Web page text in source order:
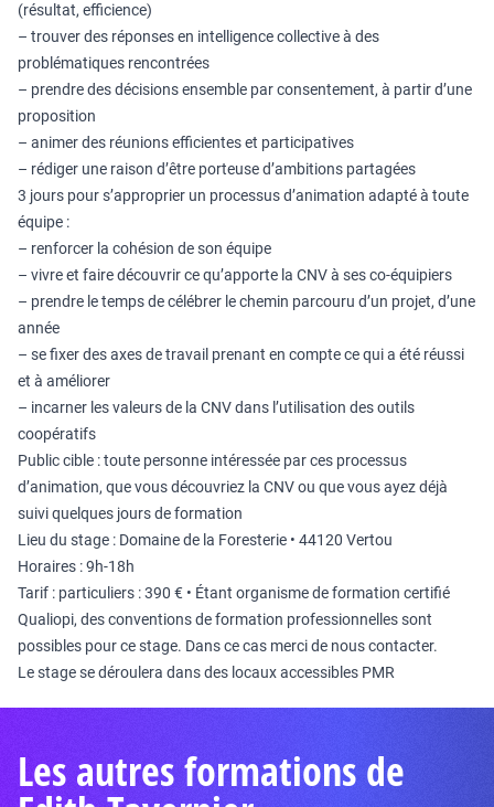
(résultat, efficience)
– trouver des réponses en intelligence collective à des
problématiques rencontrées
– prendre des décisions ensemble par consentement, à partir d’une
proposition
– animer des réunions efficientes et participatives
– rédiger une raison d’être porteuse d’ambitions partagées
3 jours pour s’approprier un processus d’animation adapté à toute
équipe :
– renforcer la cohésion de son équipe
– vivre et faire découvrir ce qu’apporte la CNV à ses co-équipiers
– prendre le temps de célébrer le chemin parcouru d’un projet, d’une
année
– se fixer des axes de travail prenant en compte ce qui a été réussi
et à améliorer
– incarner les valeurs de la CNV dans l’utilisation des outils
coopératifs
Public cible : toute personne intéressée par ces processus
d’animation, que vous découvriez la CNV ou que vous ayez déjà
suivi quelques jours de formation
Lieu du stage : Domaine de la Foresterie • 44120 Vertou
Horaires : 9h-18h
Tarif : particuliers : 390 € • Étant organisme de formation certifié
Qualiopi, des conventions de formation professionnelles sont
possibles pour ce stage. Dans ce cas merci de nous contacter.
Le stage se déroulera dans des locaux accessibles PMR
Les autres formations de